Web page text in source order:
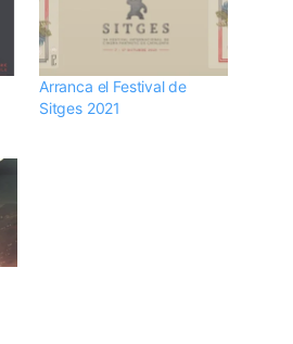
Arranca el Festival de
Sitges 2021